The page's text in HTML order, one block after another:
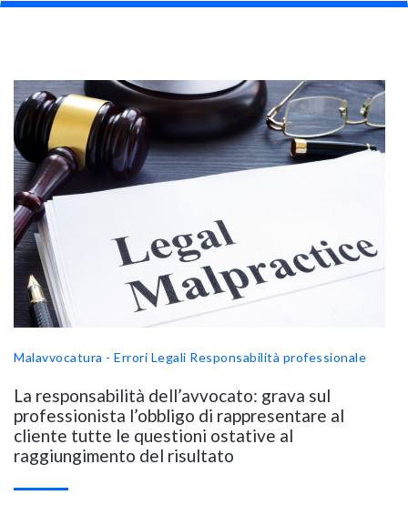
Malavvocatura - Errori Legali Responsabilità professionale
La responsabilità dell’avvocato: grava sul
professionista l’obbligo di rappresentare al
cliente tutte le questioni ostative al
raggiungimento del risultato